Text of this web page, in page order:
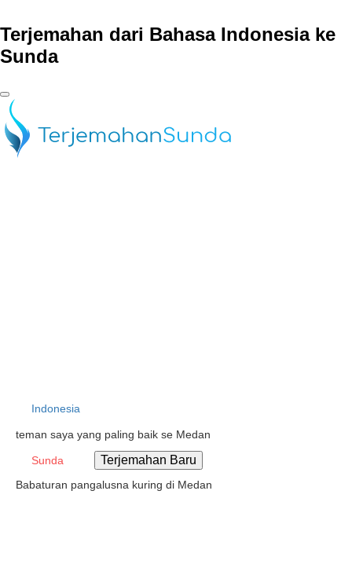
Terjemahan dari Bahasa Indonesia ke
Sunda
Indonesia
teman saya yang paling baik se Medan
Sunda
Babaturan pangalusna kuring di Medan